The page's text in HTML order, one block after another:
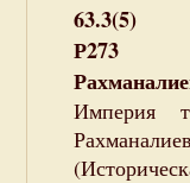
63.3(5)
Р273
Империя